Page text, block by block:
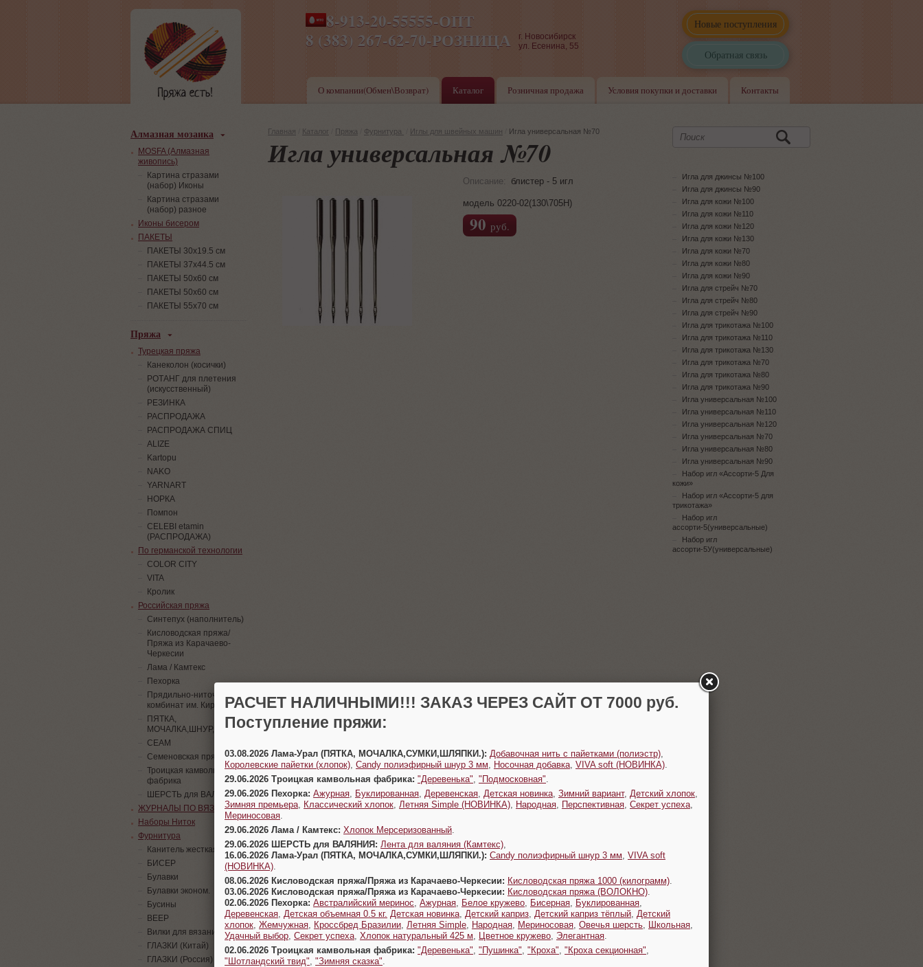
Новые поступления
Обратная связь
8-913-20-55555-ОПТ
8 (383) 267-62-70-РОЗНИЦА
ПН-ПТ 8-17,СБ-ВС 9-17
г. Новосибирск
ул. Есенина, 55
О компании(Обмен\Возврат) Каталог Розничная продажа Условия покупки и доставки Контакты
Главная Каталог Пряжа Фурнитура Иглы для швейных машин Игла универсальная №70
Игла универсальная №70
Описание: блистер - 5 игл
модель 0220-02(130\705H)
90 руб.
Алмазная мозаика
MOSFA (Алмазная
живопись)
Картина стразами
(набор) Иконы
Картина стразами
(набор) разное
Иконы бисером
ПАКЕТЫ
ПАКЕТЫ 30х19.5 см
ПАКЕТЫ 37х44.5 см
ПАКЕТЫ 50х60 см
ПАКЕТЫ 50х60 см
ПАКЕТЫ 55х70 см
Пряжа
Турецкая пряжа
Канеколон (косички)
РОТАНГ для плетения
(искусственный)
PЕЗИНКА
РАСПРОДАЖА
РАСПРОДАЖА СПИЦ
ALIZE
Kartopu
NAKO
YARNART
НОРКА
Помпон
СELEBI etamin
(РАСПРОДАЖА)
По германской технологии
COLOR CITY
VITA
Кролик
Российская пряжа
Синтепух (наполнитель)
Кисловодская пряжа/
Пряжа из Карачаево-
Черкесии
Лама / Камтекс
Пехорка
Прядильно-ниточный
комбинат им. Кирова
ПЯТКА,
МОЧАЛКА,ШНУР,ПАЙЕТКИ
СЕАМ
Семеновская пряжа
Троицкая камвольная
фабрика
ШЕРСТЬ для ВАЛЯНИЯ
ЖУРНАЛЫ ПО ВЯЗАНИЮ
Наборы Ниток
Фурнитура
Канитель жесткая
БИСЕР
Булавки
Булавки эконом.
Бусины
ВЕЕР
Вилки для вязания
ГЛАЗКИ (Китай)
ГЛАЗКИ (Россия)
Игла для джинсы №100
Игла для джинсы №90
Игла для кожи №100
Игла для кожи №110
Игла для кожи №120
Игла для кожи №130
Игла для кожи №70
Игла для кожи №80
Игла для кожи №90
Игла для стрейч №70
Игла для стрейч №80
Игла для стрейч №90
Игла для трикотажа №100
Игла для трикотажа №110
Игла для трикотажа №130
Игла для трикотажа №70
Игла для трикотажа №80
Игла для трикотажа №90
Игла универсальная №100
Игла универсальная №110
Игла универсальная №120
Игла универсальная №70
Игла универсальная №80
Игла универсальная №90
Набор игл «Ассорти-5 Для
кожи»
Набор игл «Ассорти-5 для
трикотажа»
Набор игл
ассорти-5(универсальные)
Набор игл
ассорти-5У(универсальные)
РАСЧЕТ НАЛИЧНЫМИ!!! ЗАКАЗ ЧЕРЕЗ САЙТ ОТ 7000 руб.
Поступление пряжи:
03.08.2026 Лама-Урал (ПЯТКА, МОЧАЛКА,СУМКИ,ШЛЯПКИ.): Добавочная нить с пайетками (полиэстр)
Королевские пайетки (хлопок) Candy полиэфирный шнур 3 мм Носочная добавка VIVA soft (НОВИНКА)
29.06.2026 Троицкая камвольная фабрика: "Деревенька" "Подмосковная"
29.06.2026 Пехорка: Ажурная Буклированная Деревенская Детская новинка Зимний вариант, Детский хлопок
Зимняя премьера
Классический хлопок Летняя Simple (НОВИНКА) Народная Перспективная Секрет успеха
Мериносовая
29.06.2026 Лама / Камтекс: Хлопок Мерсеризованный
29.06.2026 ШЕРСТЬ для ВАЛЯНИЯ: Лента для валяния (Камтекс)
16.06.2026 Лама-Урал (ПЯТКА, МОЧАЛКА,СУМКИ,ШЛЯПКИ.): Candy полиэфирный шнур 3 мм VIVA soft
(НОВИНКА)
08.06.2026 Кисловодская пряжа/Пряжа из Карачаево-Черкесии: Кисловодская пряжа 1000 (килограмм)
03.06.2026 Кисловодская пряжа/Пряжа из Карачаево-Черкесии: Кисловодская пряжа (ВОЛОКНО)
02.06.2026 Пехорка: Австралийский меринос Ажурная Белое кружево Бисерная Буклированная
Деревенская Детская объемная 0.5 кг. Детская новинка Детский каприз Детский каприз тёплый Детский
хлопок Жемчужная Кроссбред Бразилии Летняя Simple Народная Мериносовая Овечья шерсть Школьная
Удачный выбор Секрет успеха Хлопок натуральный 425 м Цветное кружево Элегантная
02.06.2026 Троицкая камвольная фабрика: "Деревенька" "Пушинка" "Кроха" "Кроха секционная"
"Шотландский твид" "Зимняя сказка"